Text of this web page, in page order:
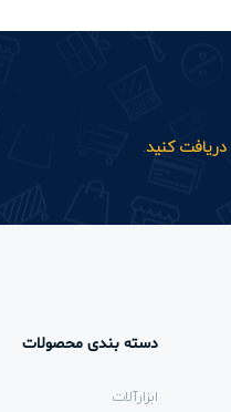
دریافت کنید.
دسته بندی محصولات
ابزارآلات